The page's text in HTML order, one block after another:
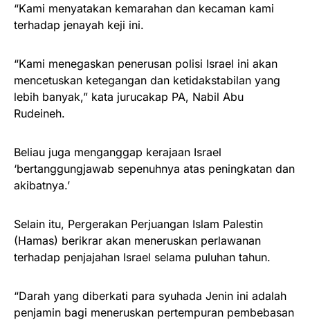
“Kami menyatakan kemarahan dan kecaman kami
terhadap jenayah keji ini.
“Kami menegaskan penerusan polisi Israel ini akan
mencetuskan ketegangan dan ketidakstabilan yang
lebih banyak,” kata jurucakap PA, Nabil Abu
Rudeineh.
Beliau juga menganggap kerajaan Israel
‘bertanggungjawab sepenuhnya atas peningkatan dan
akibatnya.’
Selain itu, Pergerakan Perjuangan Islam Palestin
(Hamas) berikrar akan meneruskan perlawanan
terhadap penjajahan Israel selama puluhan tahun.
“Darah yang diberkati para syuhada Jenin ini adalah
penjamin bagi meneruskan pertempuran pembebasan